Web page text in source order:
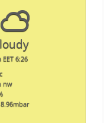
6:26 am
EET
nw
mbar